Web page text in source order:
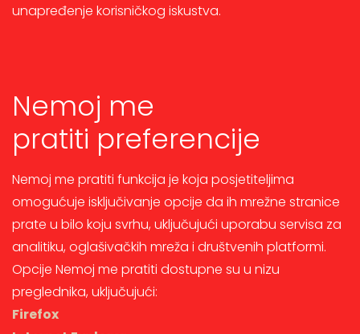
unapređenje korisničkog iskustva.
Nemoj me
pratiti preferencije
Nemoj me pratiti funkcija je koja posjetiteljima
omogućuje isključivanje opcije da ih mrežne stranice
prate u bilo koju svrhu, uključujući uporabu servisa za
analitiku, oglašivačkih mreža i društvenih platformi.
Opcije Nemoj me pratiti dostupne su u nizu
preglednika, uključujući:
Firefox